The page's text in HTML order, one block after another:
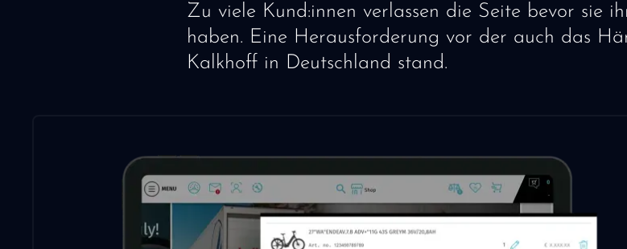
Zu viele Kund:innen verlassen die Seite bevor sie
haben. Eine Herausforderung vor der auch das
Kalkhoff in Deutschland stand.